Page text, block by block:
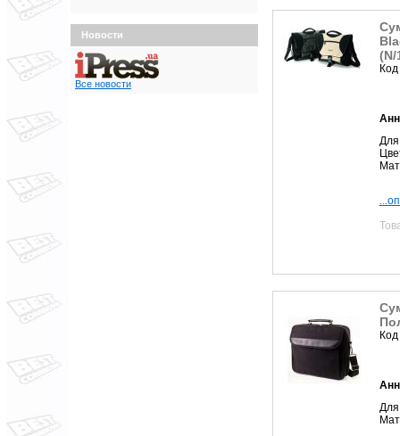
Новости
Все новости
(N/
Для
Для